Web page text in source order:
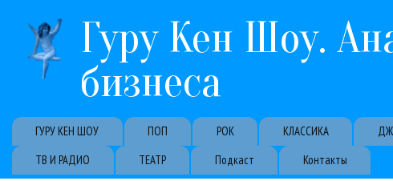
Гуру Кен Шоу.
бизнеса
Primary links
ГУРУ КЕН ШОУ ПОП РОК КЛАССИКА
ТВ И РАДИО
ТЕАТР Подкаст Контакты